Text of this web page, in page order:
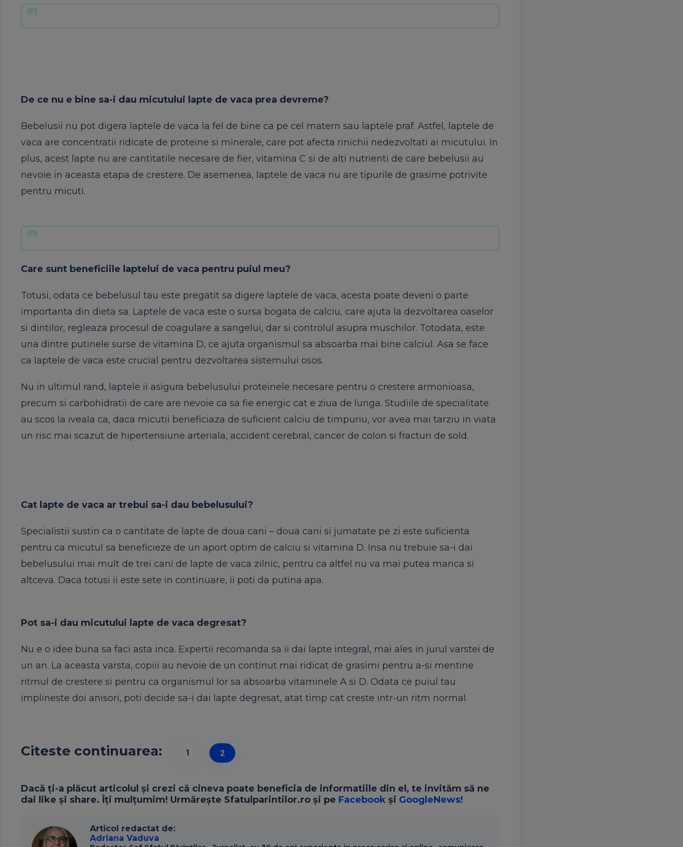
De ce nu e bine sa-i dau micutului lapte de vaca prea devreme?
Bebelusii nu pot digera laptele de vaca la fel de bine ca pe cel matern sau laptele praf. Astfel, laptele de
vaca are concentratii ridicate de proteine si minerale, care pot afecta rinichii nedezvoltati ai micutului. In
plus, acest lapte nu are cantitatile necesare de fier, vitamina C si de alti nutrienti de care bebelusii au
nevoie in aceasta etapa de crestere. De asemenea, laptele de vaca nu are tipurile de grasime potrivite
pentru micuti.
Care sunt beneficiile laptelui de vaca pentru puiul meu?
Totusi, odata ce bebelusul tau este pregatit sa digere laptele de vaca, acesta poate deveni o parte
importanta din dieta sa. Laptele de vaca este o sursa bogata de calciu, care ajuta la dezvoltarea oaselor
si dintilor, regleaza procesul de coagulare a sangelui, dar si controlul asupra muschilor. Totodata, este
una dintre putinele surse de vitamina D, ce ajuta organismul sa absoarba mai bine calciul. Asa se face
ca laptele de vaca este crucial pentru dezvoltarea sistemului osos.
Nu in ultimul rand, laptele ii asigura bebelusului proteinele necesare pentru o crestere armonioasa,
precum si carbohidratii de care are nevoie ca sa fie energic cat e ziua de lunga. Studiile de specialitate
au scos la iveala ca, daca micutii beneficiaza de suficient calciu de timpuriu, vor avea mai tarziu in viata
un risc mai scazut de hipertensiune arteriala, accident cerebral, cancer de colon si fracturi de sold.
Cat lapte de vaca ar trebui sa-i dau bebelusului?
Specialistii sustin ca o cantitate de lapte de doua cani – doua cani si jumatate pe zi este suficienta
pentru ca micutul sa beneficieze de un aport optim de calciu si vitamina D. Insa nu trebuie sa-i dai
bebelusului mai mult de trei cani de lapte de vaca zilnic, pentru ca altfel nu va mai putea manca si
altceva. Daca totusi ii este sete in continuare, ii poti da putina apa.
Pot sa-i dau micutului lapte de vaca degresat?
Nu e o idee buna sa faci asta inca. Expertii recomanda sa ii dai lapte integral, mai ales in jurul varstei de
un an. La aceasta varsta, copiii au nevoie de un continut mai ridicat de grasimi pentru a-si mentine
ritmul de crestere si pentru ca organismul lor sa absoarba vitaminele A si D. Odata ce puiul tau
implineste doi anisori, poti decide sa-i dai lapte degresat, atat timp cat creste intr-un ritm normal.
Citeste continuarea: 1 2
Dacă ți-a plăcut articolul și crezi că cineva poate beneficia de informatiile din el, te invităm să ne
dai like și share. Îți mulțumim! Urmărește Sfatulparintilor.ro și pe Facebook și GoogleNews!
Articol redactat de:
Adriana Vaduva